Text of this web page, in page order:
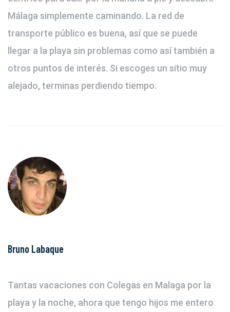
Málaga simplemente caminando. La red de
transporte público es buena, así que se puede
llegar a la playa sin problemas como así también a
otros puntos de interés. Si escoges un sitio muy
alejado, terminas perdiendo tiempo.
Bruno Labaque
Tantas vacaciones con Colegas en Malaga por la
playa y la noche, ahora que tengo hijos me entero